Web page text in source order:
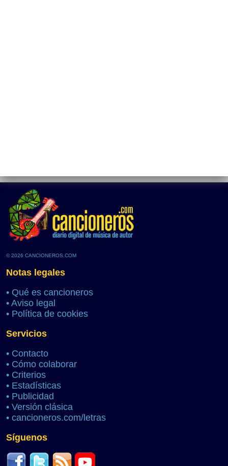
© 2026 CANCIONEROS.COM
Notas legales
• Qué es cancioneros
• Aviso legal
• Política de cookies
Servicios
• Contacto
• Cómo colaborar
• Criterios
• Estadísticas
• Publicidad
• Versión clásica
• cancioneros.com/letras
Síguenos